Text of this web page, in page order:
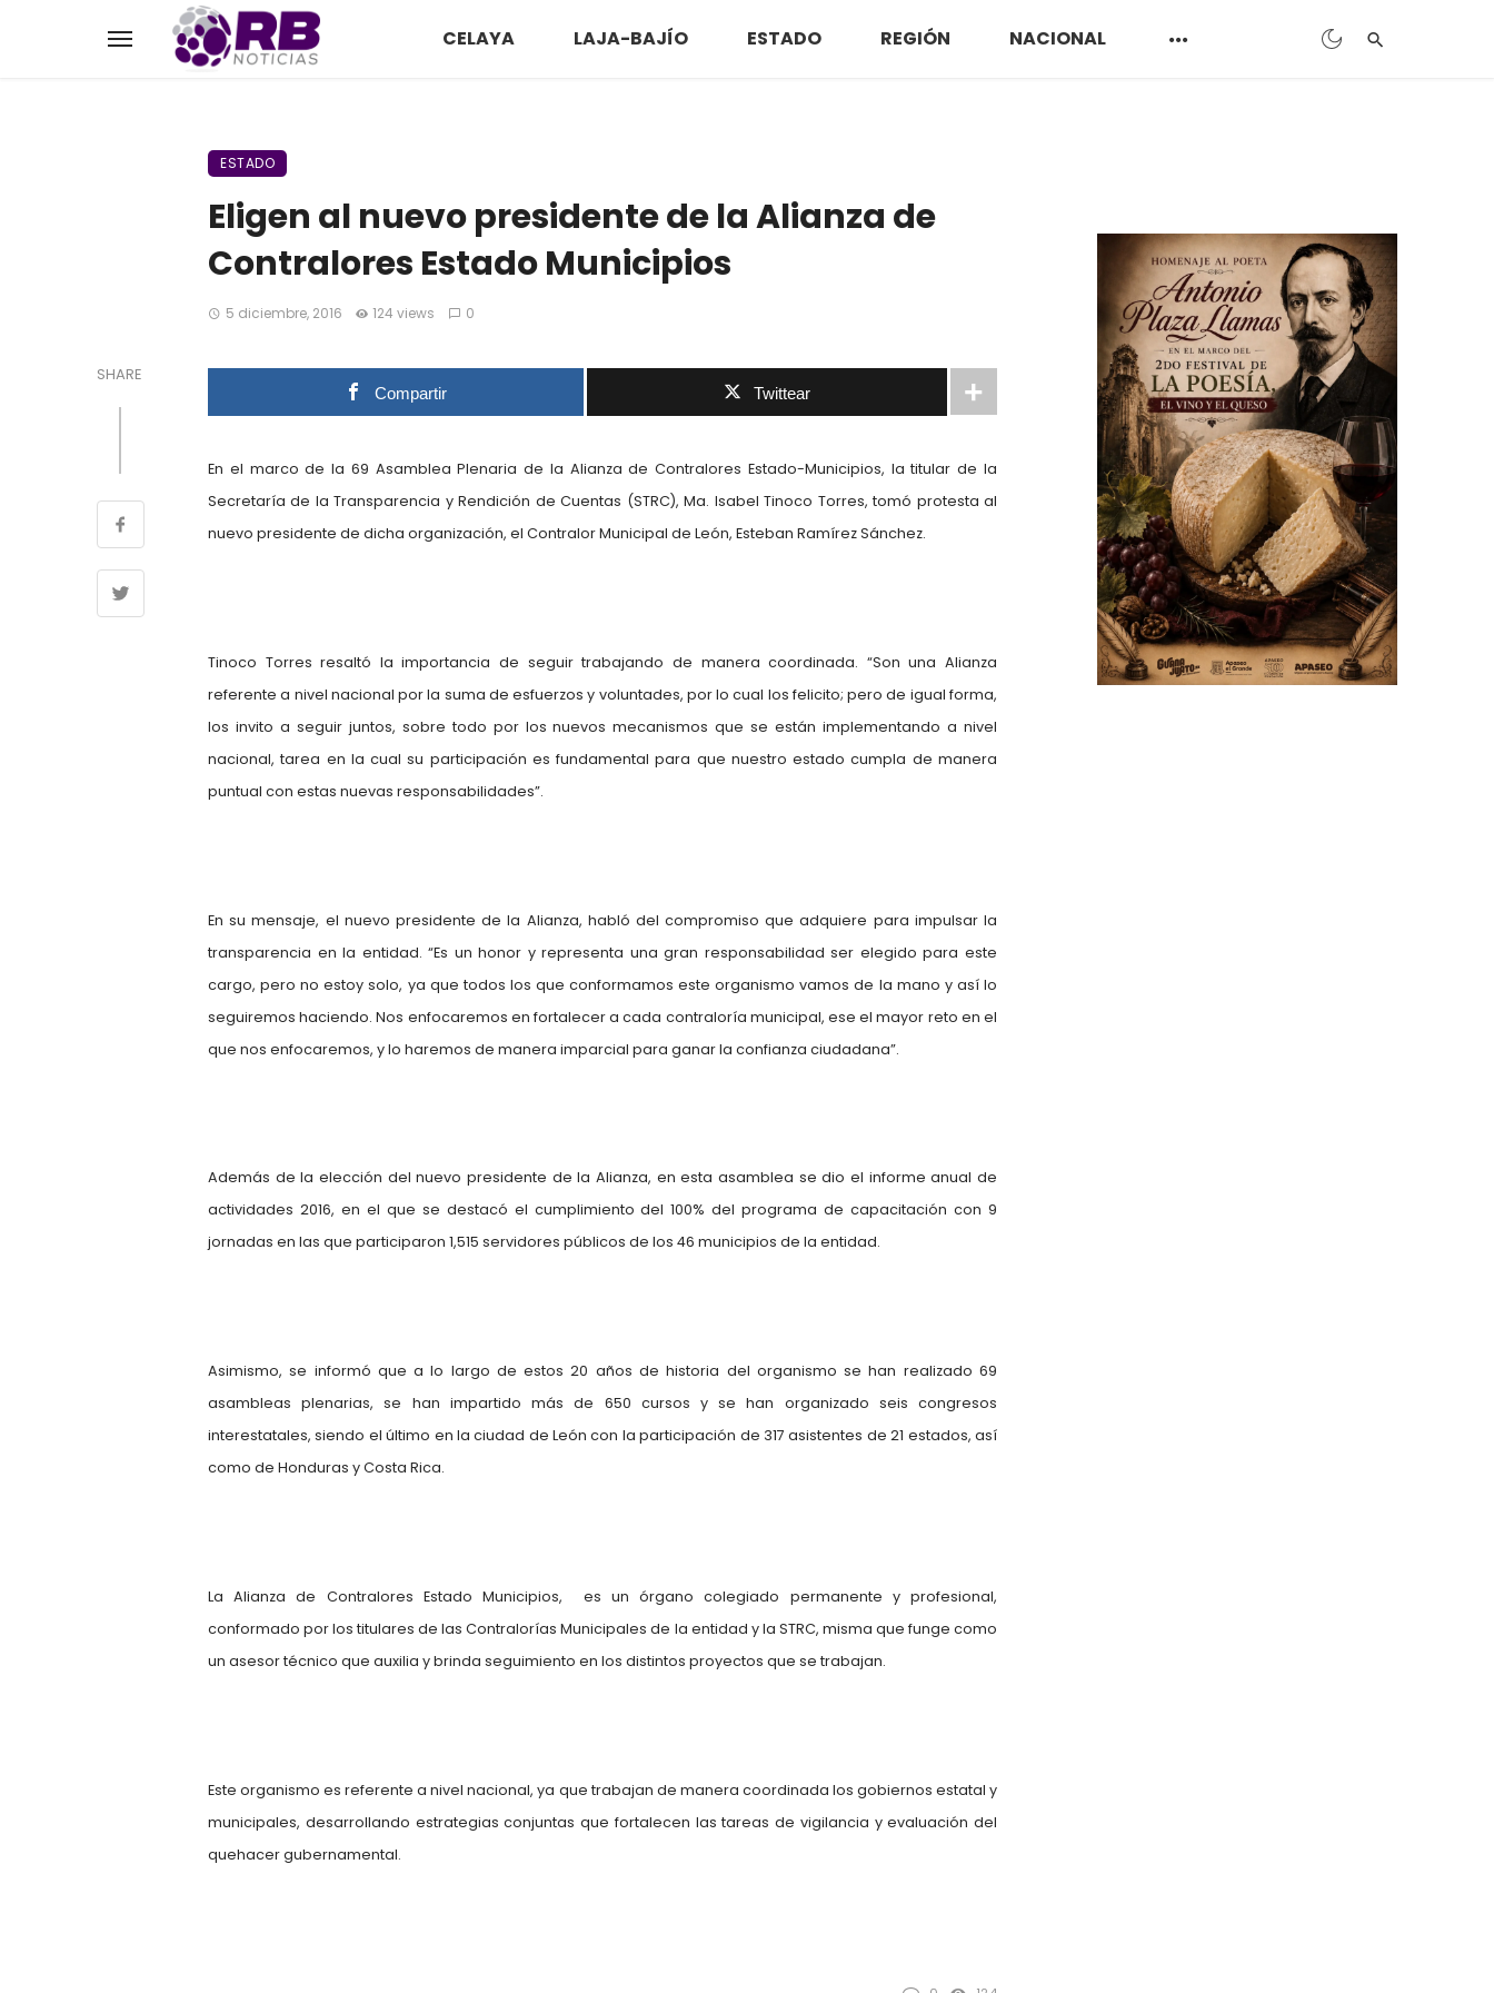
CELAYA LAJA-BAJÍO ESTADO REGIÓN NACIONAL
ESTADO
Eligen al nuevo presidente de la Alianza de
Contralores Estado Municipios
5 diciembre, 2016 124 views 0
SHARE
Compartir Twittear
En el marco de la 69 Asamblea Plenaria de la Alianza de Contralores Estado-Municipios, la titular de la
Secretaría de la Transparencia y Rendición de Cuentas (STRC), Ma. Isabel Tinoco Torres, tomó protesta al
nuevo presidente de dicha organización, el Contralor Municipal de León, Esteban Ramírez Sánchez.
Tinoco Torres resaltó la importancia de seguir trabajando de manera coordinada. “Son una Alianza
referente a nivel nacional por la suma de esfuerzos y voluntades, por lo cual los felicito; pero de igual forma,
los invito a seguir juntos, sobre todo por los nuevos mecanismos que se están implementando a nivel
nacional, tarea en la cual su participación es fundamental para que nuestro estado cumpla de manera
puntual con estas nuevas responsabilidades”.
En su mensaje, el nuevo presidente de la Alianza, habló del compromiso que adquiere para impulsar la
transparencia en la entidad. “Es un honor y representa una gran responsabilidad ser elegido para este
cargo, pero no estoy solo, ya que todos los que conformamos este organismo vamos de la mano y así lo
seguiremos haciendo. Nos enfocaremos en fortalecer a cada contraloría municipal, ese el mayor reto en el
que nos enfocaremos, y lo haremos de manera imparcial para ganar la confianza ciudadana”.
Además de la elección del nuevo presidente de la Alianza, en esta asamblea se dio el informe anual de
actividades 2016, en el que se destacó el cumplimiento del 100% del programa de capacitación con 9
jornadas en las que participaron 1,515 servidores públicos de los 46 municipios de la entidad.
Asimismo, se informó que a lo largo de estos 20 años de historia del organismo se han realizado 69
asambleas plenarias, se han impartido más de 650 cursos y se han organizado seis congresos
interestatales, siendo el último en la ciudad de León con la participación de 317 asistentes de 21 estados, así
como de Honduras y Costa Rica.
La Alianza de Contralores Estado Municipios, es un órgano colegiado permanente y profesional,
conformado por los titulares de las Contralorías Municipales de la entidad y la STRC, misma que funge como
un asesor técnico que auxilia y brinda seguimiento en los distintos proyectos que se trabajan.
Este organismo es referente a nivel nacional, ya que trabajan de manera coordinada los gobiernos estatal y
municipales, desarrollando estrategias conjuntas que fortalecen las tareas de vigilancia y evaluación del
quehacer gubernamental.